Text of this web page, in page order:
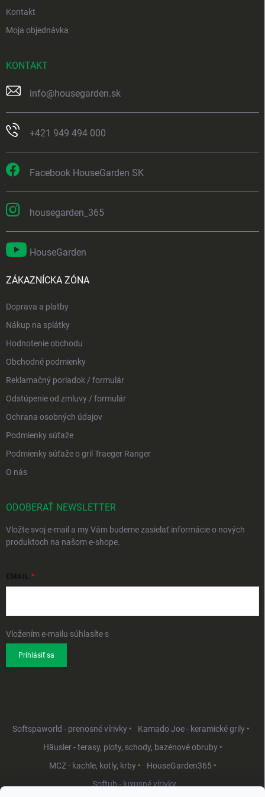
Kontakt
Moja objednávka
KONTAKT
info@housegarden.sk
+421 949 494 000
Facebook HouseGarden SK
housegarden_365
HouseGarden
ZÁKAZNÍCKA ZÓNA
Doprava a platby
Nákup na splátky
Hodnotenie obchodu
Obchodné podmienky
Reklamačný poriadok / formulár
Odstúpenie od zmluvy / formulár
Ochrana osobných údajov
Podmienky súťaže
Podmienky súťaže o gril Traeger Ranger
O nás
ODOBERAŤ NEWSLETTER
Vložte svoj e-mail a my Vám budeme zasielať informácie o nových
produktoch na našom e-shope.
EMAIL
Vložením e-mailu súhlasíte s
Prihlásiť sa
Softspaworld - prenosné vírivky •
Kamado Joe - keramické grily •
Häusler - terasy, ploty, schody, bazénové obruby •
MCZ - kachle, kotly, krby •
HouseGarden365 •
Softub - luxusné vírivky